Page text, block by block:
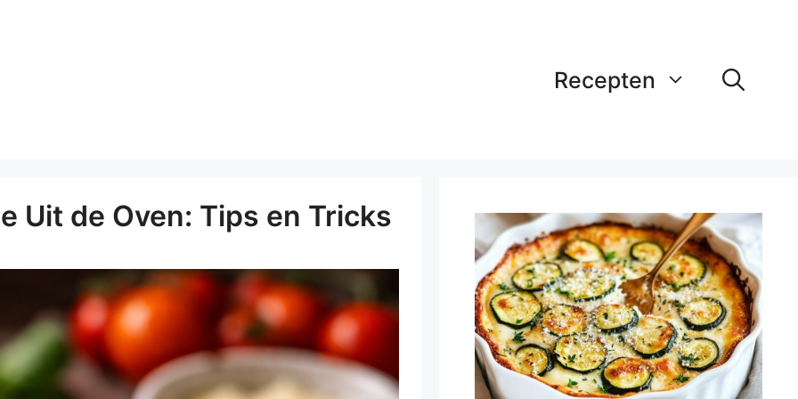
Recepten
Uit de Oven: Tips en Tricks